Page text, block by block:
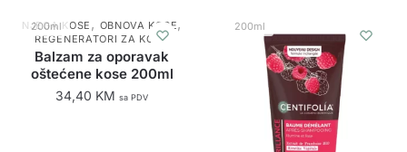
200ml
NJEGA KOSE , OBNOVA KOSE,
REGENERATORI ZA KOSU
Balzam za oporavak
oštećene kose 200ml
34,40 KM sa PDV
200ml